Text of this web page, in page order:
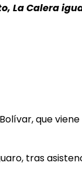
La Calera
que
tras